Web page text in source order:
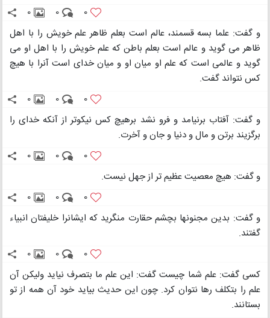
0
0
0
و گفت: علما بسه قسمند، عالم است بعلم ظاهر علم خویش را با اهل
ظاهر می گوید و عالم است بعلم باطن که علم خویش را با اهل او می
گوید و عالمی است که علم او میان او و میان خدای است آنرا با هیچ
کس نتواند گفت.
0
0
0
و گفت: آفتاب برنیامد و فرو نشد برهیچ کس نیکوتر از آنکه خدای را
برگزیند برتن و مال و دنیا و جان و آخرت.
0
0
0
و گفت: هیچ معصیت عظیم تر از جهل نیست.
0
0
0
و گفت: بدین مجنونها بچشم حقارت منگرید که ایشانرا خلیفتان انبیاء
گفتند.
0
0
0
کسی گفت: علم شما چیست گفت: این علم ما بتصرف نیاید ولیکن آن
علم را بتکلف رها نتوان کرد. چون این حدیث بیاید خود آن همه از تو
بستانند.